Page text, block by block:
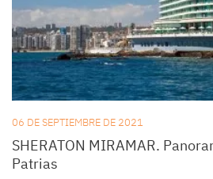
06 DE SEPTIEMBRE DE 2021
SHERATON MIRAMAR.
Patrias